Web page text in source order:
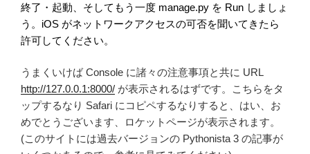
終了・起動、そしてもう一度 manage.py を Run しましょ
う。iOS がネットワークアクセスの可否を聞いてきたら
許可してください。
うまくいけば Console に諸々の注意事項と共に URL
http://127.0.0.1:8000/ が表示されるはずです。こちらをタ
ップするなり Safari にコピペするなりすると、はい、お
めでとうございます、ロケットページが表示されます。
(このサイトには過去バージョンの Pythonista 3 の記事が